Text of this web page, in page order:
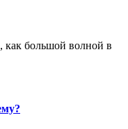
как большой волной в